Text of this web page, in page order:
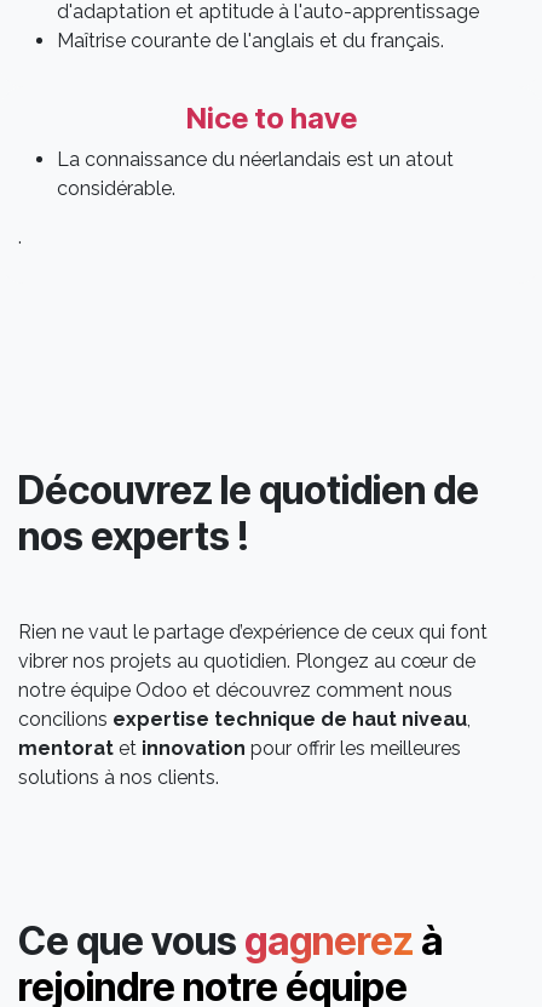
d'adaptation et aptitude à l'auto-apprentissage
Maîtrise courante de l'anglais et du français.
Nice to have
La connaissance du néerlandais est un atout
considérable.
.
Découvrez le quotidien de
nos experts !
Rien ne vaut le partage d’expérience de ceux qui font
vibrer nos projets au quotidien. Plongez au cœur de
notre équipe Odoo et découvrez comment nous
concilions expertise technique de haut niveau,
mentorat et innovation pour offrir les meilleures
solutions à nos clients.
Ce que vous gagnerez à
rejoindre notre équipe